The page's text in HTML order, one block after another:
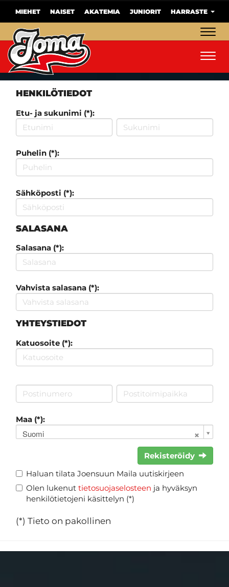
MIEHET NAISET AKATEMIA JUNIORIT HARRASTE
HENKILÖTIEDOT
Etu- ja sukunimi (*):
Puhelin (*):
Sähköposti (*):
SALASANA
Salasana (*):
Vahvista salasana (*):
YHTEYSTIEDOT
Katuosoite (*):
Maa (*):
Suomi
Rekisteröidy
Haluan tilata Joensuun Maila uutiskirjeen
Olen lukenut tietosuojaselosteen ja hyväksyn
henkilötietojeni käsittelyn (*)
(*) Tieto on pakollinen